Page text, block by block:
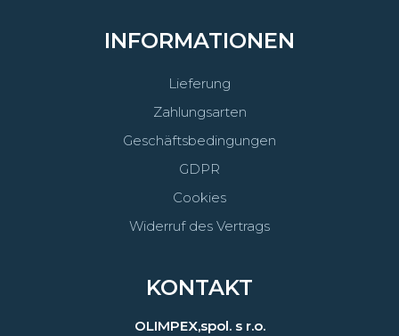
INFORMATIONEN
Lieferung
Zahlungsarten
Geschäftsbedingungen
GDPR
Cookies
Widerruf des Vertrags
KONTAKT
OLIMPEX,spol. s r.o.